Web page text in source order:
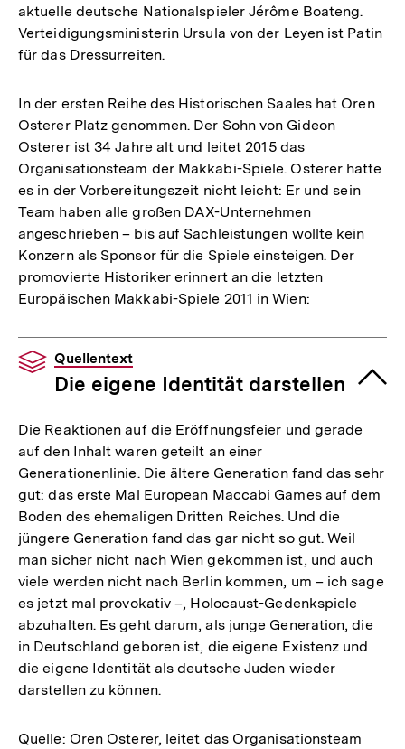
aktuelle deutsche Nationalspieler Jérôme Boateng.
Verteidigungsministerin Ursula von der Leyen ist Patin
für das Dressurreiten.
In der ersten Reihe des Historischen Saales hat Oren
Osterer Platz genommen. Der Sohn von Gideon
Osterer ist 34 Jahre alt und leitet 2015 das
Organisationsteam der Makkabi-Spiele. Osterer hatte
es in der Vorbereitungszeit nicht leicht: Er und sein
Team haben alle großen DAX-Unternehmen
angeschrieben – bis auf Sachleistungen wollte kein
Konzern als Sponsor für die Spiele einsteigen. Der
promovierte Historiker erinnert an die letzten
Europäischen Makkabi-Spiele 2011 in Wien:
Quellentext
Die eigene Identität darstellen
Die Reaktionen auf die Eröffnungsfeier und gerade
auf den Inhalt waren geteilt an einer
Generationenlinie. Die ältere Generation fand das sehr
gut: das erste Mal European Maccabi Games auf dem
Boden des ehemaligen Dritten Reiches. Und die
jüngere Generation fand das gar nicht so gut. Weil
man sicher nicht nach Wien gekommen ist, und auch
viele werden nicht nach Berlin kommen, um – ich sage
es jetzt mal provokativ –, Holocaust-Gedenkspiele
abzuhalten. Es geht darum, als junge Generation, die
in Deutschland geboren ist, die eigene Existenz und
die eigene Identität als deutsche Juden wieder
darstellen zu können.
Quelle: Oren Osterer, leitet das Organisationsteam